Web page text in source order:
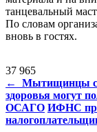
танцевальный
По словам
вновь в гостях.
37 965
Навигация
по
записям
←
Мытищинцы с
здоровья могут
ОСАГО ИФНС